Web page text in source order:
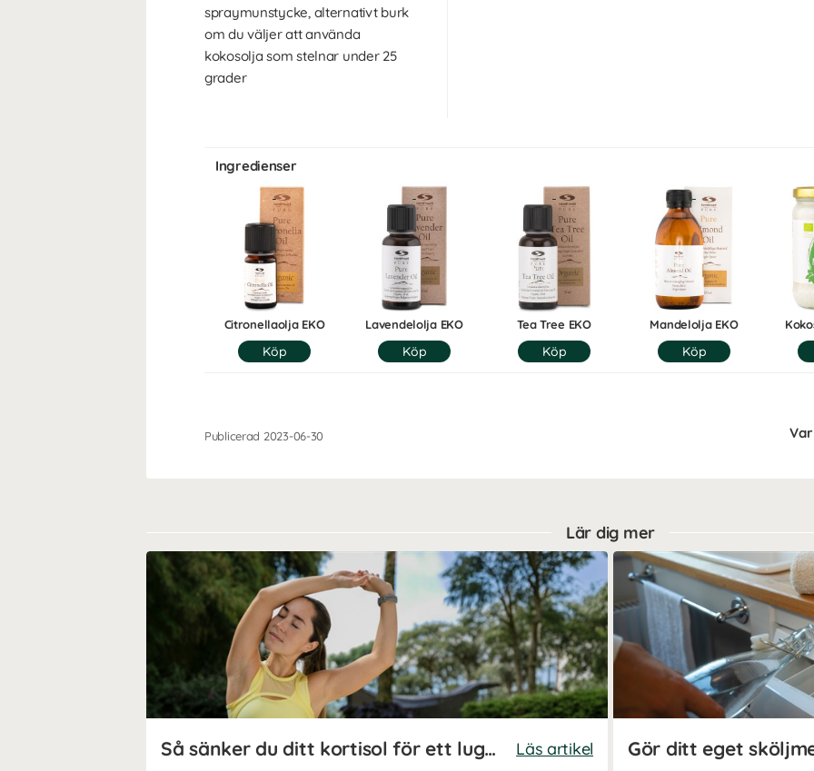
spraymunstycke, alternativt burk
om du väljer att använda
kokosolja som stelnar under 25
grader
Ingredienser
Citronellaolja EKO Lavendelolja EKO Tea Tree EKO Mandelolja EKO
Publicerad 2023-06-30
Lär dig mer
Så sänker du ditt kortisol för ett lugnare nervsystem Läs artikel